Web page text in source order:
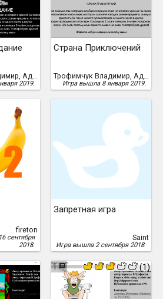
Трофимчук Владимир, Адамс, Скотт
2019.
Страна Приключений
Трофимчук Владимир, Адамс, Скотт
Игра вышла 8 января 2019.
fireton
сентября
2018.
Запретная игра
Saint
Игра вышла 2 сентября 2018.
1 (1)